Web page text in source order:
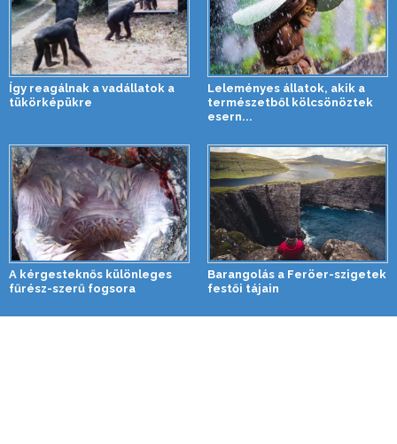
Így reagálnak a vadállatok a
tükörképükre
Leleményes állatok, akik a
természetből kölcsönöztek
esern...
A kérgesteknős különleges
fűrész-szerű fogsora
Barangolás a Feröer-szigetek
festői tájain